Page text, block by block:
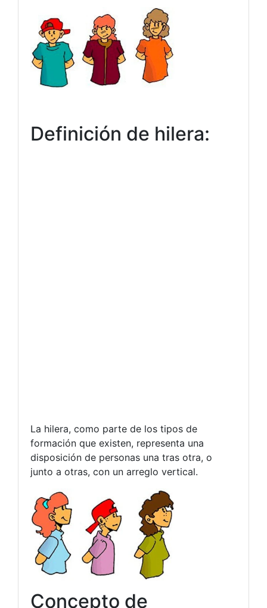
Definición de hilera:
La hilera, como parte de los tipos de
formación que existen, representa una
disposición de personas una tras otra, o
junto a otras, con un arreglo vertical.
Concepto de